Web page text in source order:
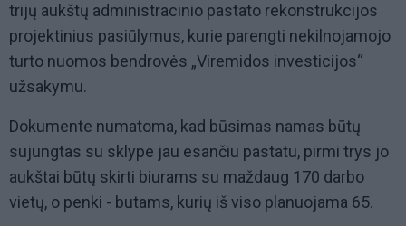
trijų aukštų administracinio pastato rekonstrukcijos
projektinius pasiūlymus, kurie parengti nekilnojamojo
turto nuomos bendrovės „Viremidos investicijos“
užsakymu.
Dokumente numatoma, kad būsimas namas būtų
sujungtas su sklype jau esančiu pastatu, pirmi trys jo
aukštai būtų skirti biurams su maždaug 170 darbo
vietų, o penki - butams, kurių iš viso planuojama 65.